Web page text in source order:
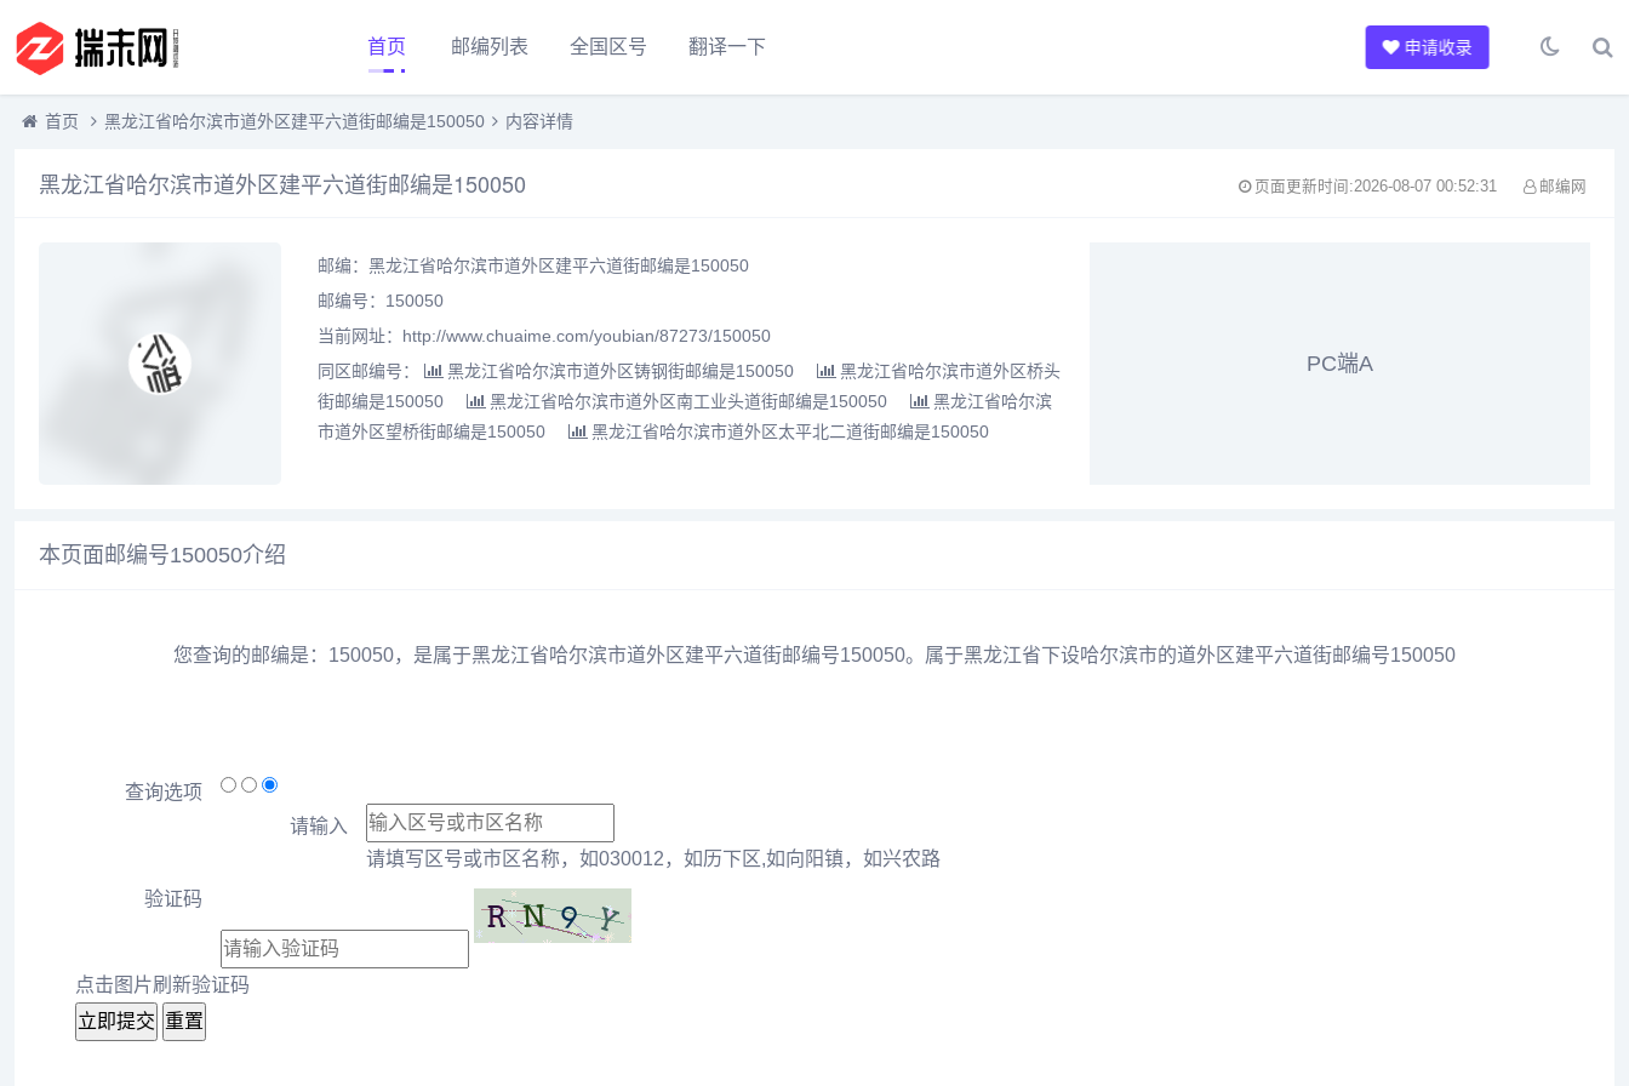
首页 邮编列表 全国区号 翻译一下 申请收录
首页 黑龙江省哈尔滨市道外区建平六道街邮编是150050 内容详情
黑龙江省哈尔滨市道外区建平六道街邮编是150050 页面更新时间:2026-08-07 00:52:31 邮编网
邮编：黑龙江省哈尔滨市道外区建平六道街邮编是150050
邮编号：150050
当前网址：http://www.chuaime.com/youbian/87273/150050
同区邮编号：
黑龙江省哈尔滨市道外区铸钢街邮编是150050
黑龙江省哈尔滨市道外区桥头
街邮编是150050
黑龙江省哈尔滨市道外区南工业头道街邮编是150050
黑龙江省哈尔滨
市道外区望桥街邮编是150050
黑龙江省哈尔滨市道外区太平北二道街邮编是150050
PC端A
本页面邮编号150050介绍
您查询的邮编是：150050，是属于黑龙江省哈尔滨市道外区建平六道街邮编号150050。属于黑龙江省下设哈尔滨市的道外区建平六道街邮编号150050
查询选项
请输入
请填写区号或市区名称，如030012，如历下区,如向阳镇，如兴农路
验证码
点击图片刷新验证码
立即提交 重置